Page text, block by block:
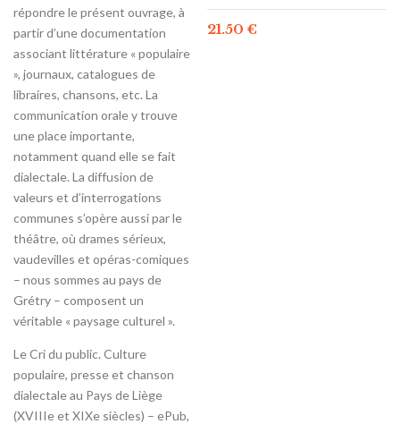
répondre le présent ouvrage, à
partir d’une documentation
associant littérature « populaire
», journaux, catalogues de
libraires, chansons, etc. La
communication orale y trouve
une place importante,
notamment quand elle se fait
dialectale. La diffusion de
valeurs et d’interrogations
communes s’opère aussi par le
théâtre, où drames sérieux,
vaudevilles et opéras-comiques
– nous sommes au pays de
Grétry – composent un
véritable « paysage culturel ».
Le Cri du public. Culture
populaire, presse et chanson
dialectale au Pays de Liège
(XVIIIe et XIXe siècles) – ePub,
21.50 €